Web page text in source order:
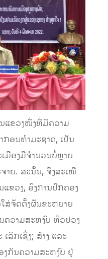
ຂວງໜຶ່ງທີ່ມີຄວາມ
ອນທໍາມະຊາດ, ເປັນ
ມືອງມີຈໍານວນບໍ່ຫຼາຍ
າຍ. ສະນັ້ນ, ຈຶ່ງສະເໜີ
ຂວງ, ອົງການປົກຄອງ
ສ່ຈັດຕັ້ງຜັນຂະຫຍາຍ
ຄວາມສະຫງົບ ທົ່ວປວງ
ລິກເຊິ່ງ; ສ້າງ ແລະ
ງກັນຄວາມສະຫງົບ ຢູ່